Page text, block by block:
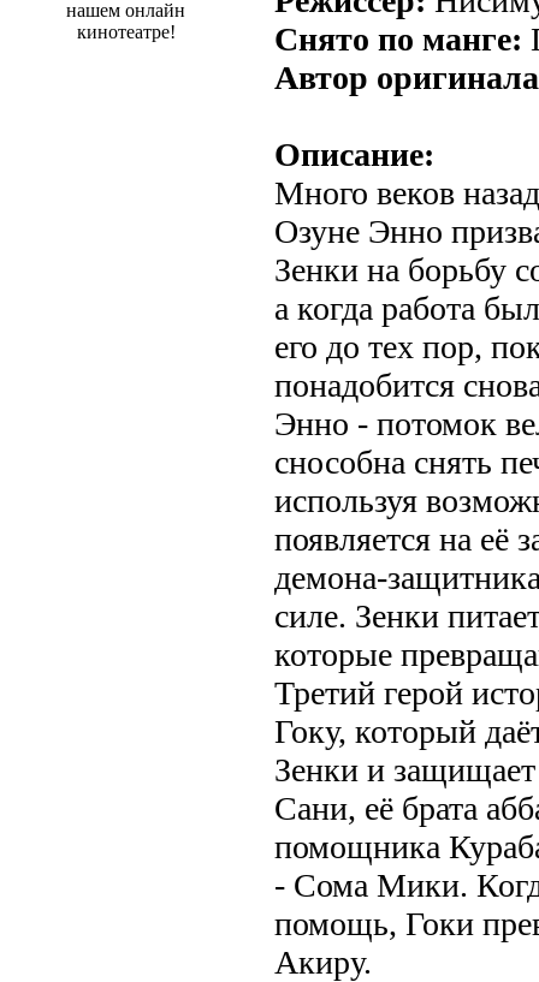
нашем онлайн
кинотеатре!
Снято по манге:
Автор
Описание:
Много веков
Озуне Энно
Зенки на борьбу
а когда работа
его до тех пор,
понадобится
Энно - потомок
снособна снять
используя
появляется на её
демона-
силе. Зенки
которые
Третий герой
Гоку, который
Зенки и
Сани, её брата
помощника
- Сома Мики.
помощь, Гоки
Акиру.